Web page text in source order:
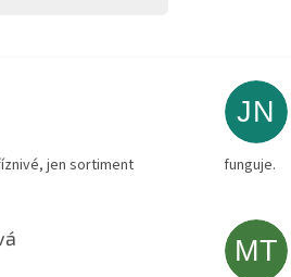
z 5 hvězdiček.
jen sortiment
JN
funguje.
z 5 hvězdiček. MT